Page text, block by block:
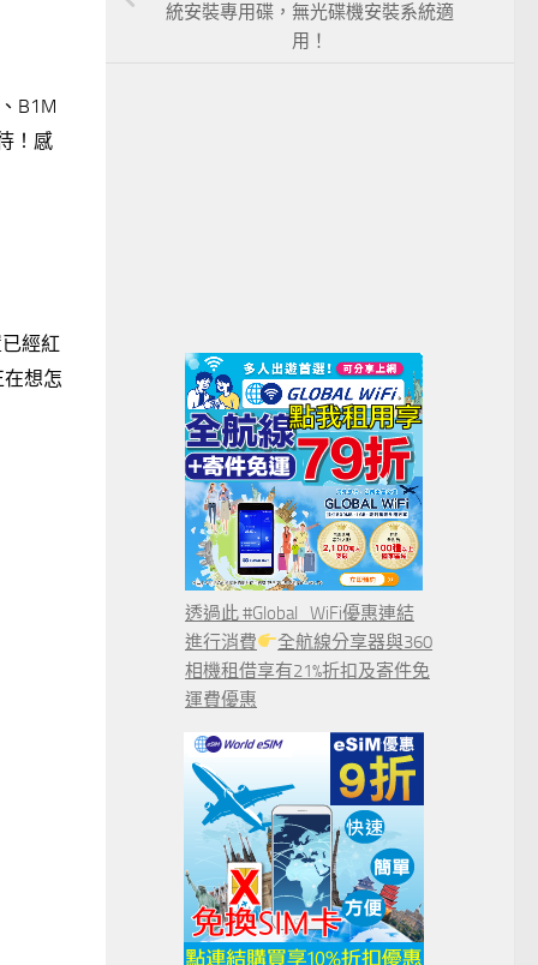
B1M
！感
經紅
想怎
統安裝專用碟，無光碟機安裝系統適
用！
透過此 #Global_WiFi優惠連結
進行消費
全航線分享器與360
相機租借享有21%折扣及寄件免
運費優惠